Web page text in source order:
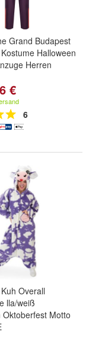
Grand Budapest
Halloween
Herren
€
6
Overall
lla/weiß
Oktoberfest Motto